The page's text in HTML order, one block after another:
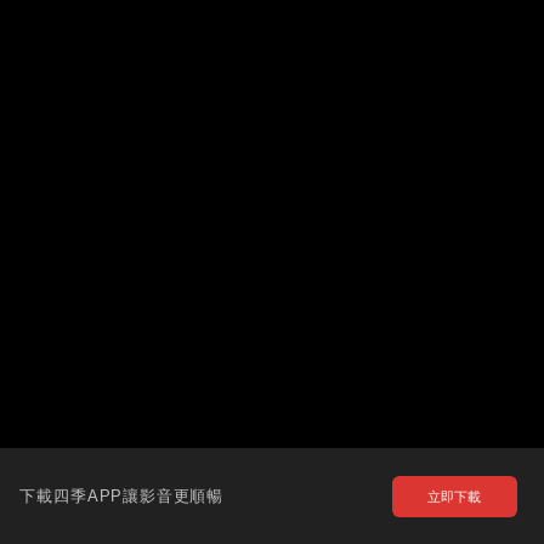
下載四季APP讓影音更順暢 立即下載